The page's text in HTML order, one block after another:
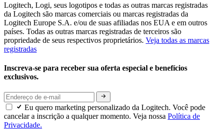
Logitech, Logi, seus logotipos e todas as outras marcas registradas
da Logitech são marcas comerciais ou marcas registradas da
Logitech Europe S.A. e/ou de suas afiliadas nos EUA e em outros
países. Todas as outras marcas registradas de terceiros são
propriedade de seus respectivos proprietários. Veja todas as marcas
registradas
Inscreva-se para receber sua oferta especial e benefícios
exclusivos.
Eu quero marketing personalizado da Logitech. Você pode
cancelar a inscrição a qualquer momento. Veja nossa Política de
Privacidade.